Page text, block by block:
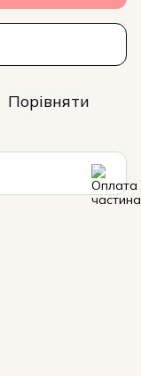
Порівняти